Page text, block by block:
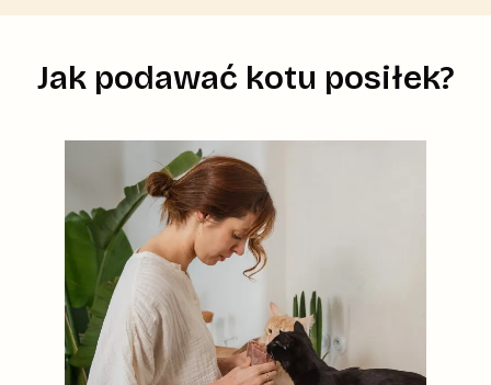
Jak podawać kotu posiłek?